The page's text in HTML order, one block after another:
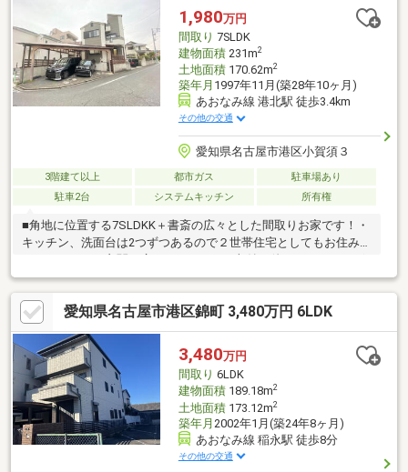
ため、ご見学日につきましてご希望に添えない場合がございま
す。＝＝＝＝＝＝＝＝＝＝＝＝＝＝＝＝＝＝＝＝＝＝＝＝＝
1,980万円
間取り 7SLDK
建物面積231m2
土地面積170.62m2
築年月 1997年11月(築28年10ヶ月)
あおなみ線 港北駅 徒歩3.4km
その他の交通
愛知県名古屋市港区小賀須３
3階建て以上 都市ガス
駐車場あり
駐車2台
システムキッチン 所有権
■角地に位置する7SLDKK＋書斎の広々とした間取りお家です！・
キッチン、洗面台は2つずつあるので２世帯住宅としてもお住みい
います！・あると嬉しい和室は1階2階にあります。来客用として
も重宝しますね！■広々ルーフバルコニー、屋上、ウッドデッキ
もございます！・急な雨でもお洗濯物が濡れることを防いでくれ
るルーフバルコニー！・屋上では趣味の他ＢＢＱなどもお楽しみ
いただけます！・1階LDK前にはウッドデッキがございます！■並
列2台駐車可能！カーポートもございます！・大切なお車を守るだ
けでなく、雨の日でも乗り降りが安心！
愛知県名古屋市港区錦町 3,480万円 6LDK
3,480万円
間取り 6LDK
建物面積189.18m2
土地面積173.12m2
築年月 2002年1月(築24年8ヶ月)
あおなみ線 稲永駅 徒歩8分
その他の交通